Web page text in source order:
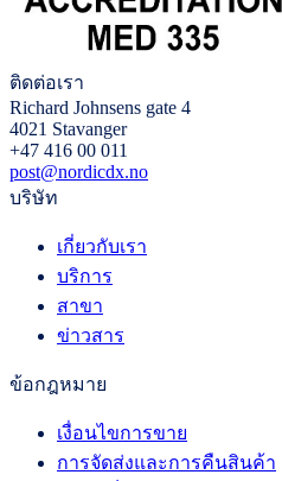
ติดต่อเรา
Richard Johnsens gate 4
4021 Stavanger
+47 416 00 011
post@nordicdx.no
บริษัท
เกี่ยวกับเรา
บริการ
สาขา
ข่าวสาร
ข้อกฎหมาย
เงื่อนไขการขาย
การจัดส่งและการคืนสินค้า